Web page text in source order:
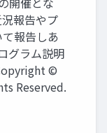
報告やプ
報告しあ
グラム説明
©
Reserved.